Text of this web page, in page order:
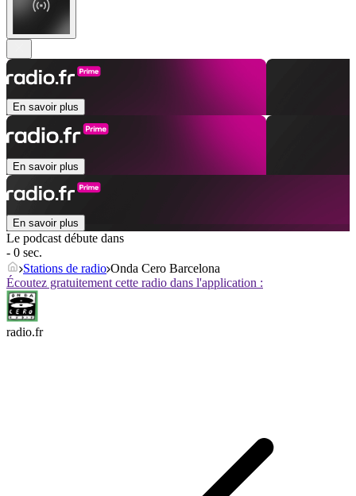
En savoir plus
En savoir plus
En savoir plus
Le podcast débute dans
- 0 sec.
Stations de radio Onda Cero Barcelona
Écoutez gratuitement cette radio dans l'application :
radio.fr